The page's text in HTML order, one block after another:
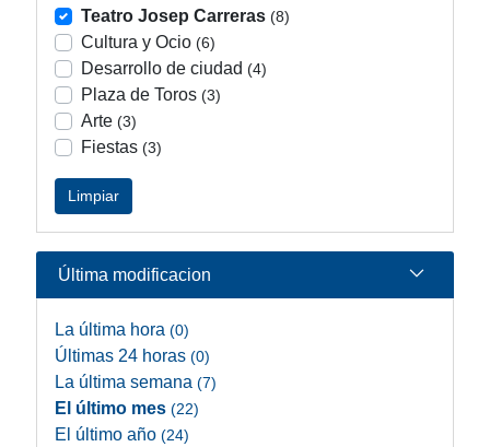
Teatro Josep Carreras (8)
Cultura y Ocio (6)
Desarrollo de ciudad (4)
Plaza de Toros (3)
Arte (3)
Fiestas (3)
Limpiar
Última modificacion
La última hora (0)
Últimas 24 horas (0)
La última semana (7)
El último mes (22)
El último año (24)